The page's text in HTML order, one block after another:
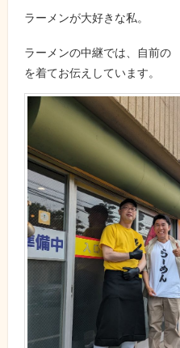
ラーメンが大好きな私。
ラーメンの中継では、自前の
を着てお伝えしています。